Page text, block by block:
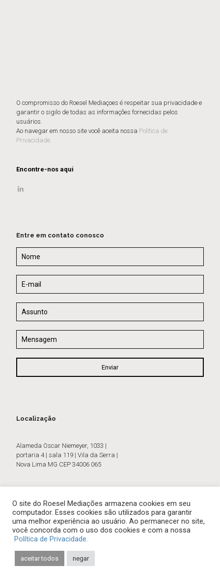
O compromisso do Roesel Mediaçoes é respeitar sua privacidade e
garantir o sigilo de todas as informações fornecidas pelos
usuários.
Ao navegar em nosso site você aceita nossa Política de
Privacidade.
Encontre-nos aqui
Entre em contato conosco
Localização
Alameda Oscar Niemeyer, 1033 |
portaria 4 | sala 119 | Vila da Serra |
Nova Lima MG CEP 34006 065
© 2026 Roesel Mediações. All Rights Reserved.
O site do Roesel Mediações armazena cookies em seu
computador. Esses cookies são utilizados para garantir
uma melhor experiência ao usuário. Ao permanecer no site,
você concorda com o uso dos cookies e com a nossa
Política de Privacidade.
aceitar todos negar